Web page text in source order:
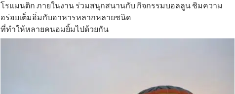
โรแมนติก ภายในงาน ร่วมสนุกสนานกับ กิจกรรมบอลลูน ชิมความ
อร่อยเต็มอิ่มกับอาหารหลากหลายชนิด
ที่ทำให้หลายคนอมยิ้มไปด้วยกัน